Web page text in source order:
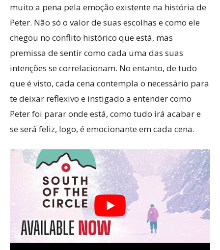
muito a pena pela emoção existente na história de
Peter. Não só o valor de suas escolhas e como ele
chegou no conflito histórico que está, mas
premissa de sentir como cada uma das suas
intenções se correlacionam. No entanto, de tudo
que é visto, cada cena contempla o necessário para
te deixar reflexivo e instigado a entender como
Peter foi parar onde está, como tudo irá acabar e
se será feliz, logo, é emocionante em cada cena.